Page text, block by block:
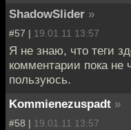
ShadowSlider »
#57 | 19.01.11 13:57
Я не знаю, что теги
комментарии пока не
пользуюсь.
Kommienezuspadt »
#58 | 19.01.11 13:57